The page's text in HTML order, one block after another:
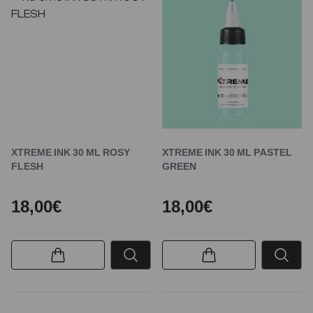
XTREME INK 30 ML ROSY
FLESH
18,00€
XTREME INK 30 ML PASTEL
GREEN
18,00€